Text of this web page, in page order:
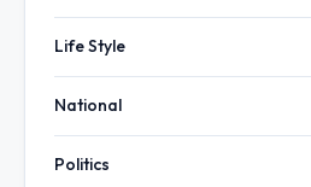
Life Style
National
Politics